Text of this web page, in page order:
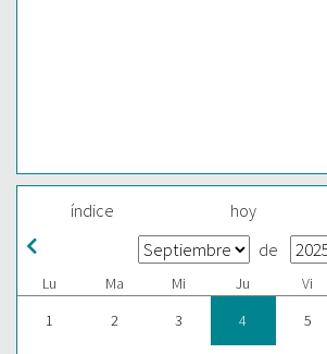
índice hoy
de
Lu Ma Mi Ju Vi
1
2 3 4 5